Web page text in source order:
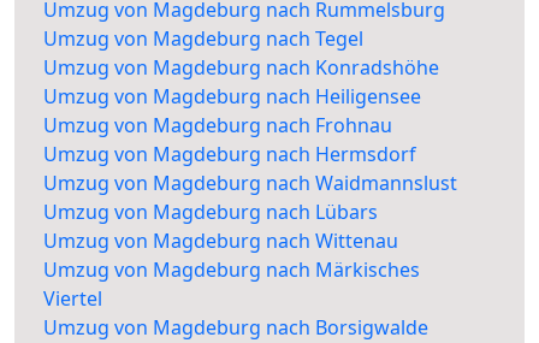
Umzug von Magdeburg nach Rummelsburg
Umzug von Magdeburg nach Tegel
Umzug von Magdeburg nach Konradshöhe
Umzug von Magdeburg nach Heiligensee
Umzug von Magdeburg nach Frohnau
Umzug von Magdeburg nach Hermsdorf
Umzug von Magdeburg nach Waidmannslust
Umzug von Magdeburg nach Lübars
Umzug von Magdeburg nach Wittenau
Umzug von Magdeburg nach Märkisches
Viertel
Umzug von Magdeburg nach Borsigwalde